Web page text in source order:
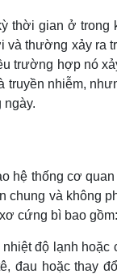
thời gian ở trong
thường xảy ra
trường hợp nó
nhiễm,
ngày.
hệ thống cơ
chung và không
cứng bì bao gồm:
độ lạnh hoặc
đau hoặc thay